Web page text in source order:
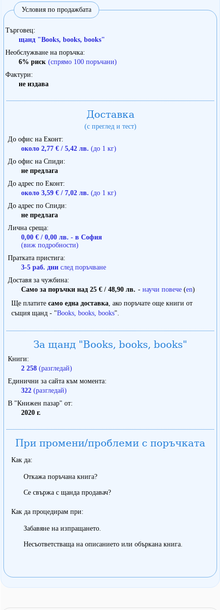
Условия по продажбата
Търговец
щанд "Books, books, books"
Необслужване на поръчка
6% риск (спрямо 100 поръчани)
Фактури
не издава
Доставка
(с преглед и тест)
До офис на Еконт
около 2,77 € / 5,42 лв. (до 1 кг)
До офис на Спиди
не предлага
До адрес по Еконт
около 3,59 € / 7,02 лв. (до 1 кг)
До адрес по Спиди
не предлага
Лична среща
0,00 € / 0,00 лв. - в София
(виж подробности)
Пратката пристига
3-5 раб. дни след поръчване
Доставя за чужбина
Само за поръчки над 25 € / 48,90 лв. - научи повече (en)
Ще платите само една доставка , ако поръчате още книги от
същия щанд - "Books, books, books".
За щанд "Books, books, books"
Книги
2 258 (разгледай)
Единични за сайта към момента
322 (разгледай)
В "Книжен пазар" от
2020 г.
При промени/проблеми с поръчката
Как да:
Откажа поръчана книга?
Се свържа с щанда продавач?
Как да процедирам при:
Забавяне на изпращането.
Несъответстваща на описанието или объркана книга.